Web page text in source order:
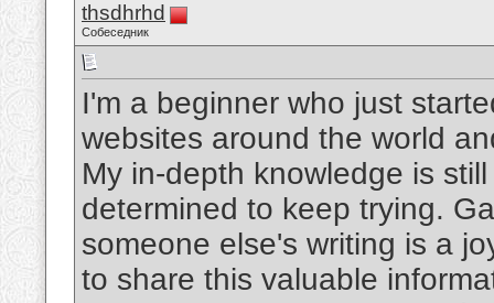
thsdhrhd
Собеседник
I'm a beginner who just
websites around the world
My in-depth knowledge is
determined to keep trying.
someone else's writing is a
to share this valuable